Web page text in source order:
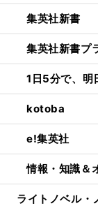
集英社新書
集英社新書プ
1日5分で、
kotoba
e!集英社
情報・知識＆
ライトノベル・